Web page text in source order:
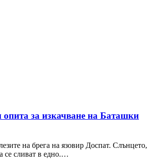
опита за изкачване на Баташки
на брега на язовир Доспат. Слънцето,
се сливат в едно.…